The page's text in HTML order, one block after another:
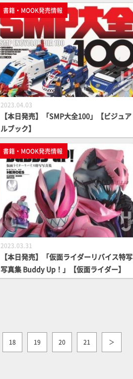
書籍・MOOK発売情報
2023.04.03
【本日発売】「SMP大全100」【ビジュア
ルブック】
書籍・MOOK発売情報
2023.03.31
【本日発売】「仮面ライダーリバイス特写
写真集 Buddy Up！」【仮面ライダー】
18 19 20 21 ＞